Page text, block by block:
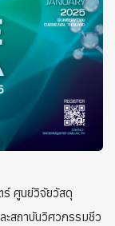
ร์ ศูนย์วิจัยวัสดุ
สถาบันวิศวกรรมชีว